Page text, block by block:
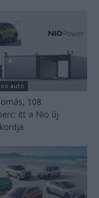
autó
108
itt a Nio új